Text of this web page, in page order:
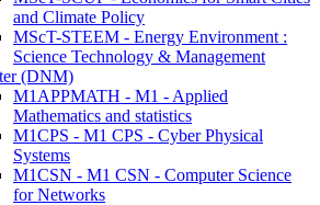
and Climate Policy
MScT-STEEM - Energy Environment :
Science Technology & Management
(DNM)
M1APPMATH - M1 - Applied
Mathematics and statistics
M1CPS - M1 CPS - Cyber Physical
Systems
M1CSN - M1 CSN - Computer Science
for Networks